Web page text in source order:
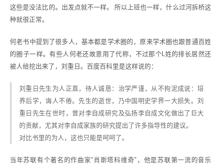
这些是没法比的。出发点就不一样。 所以上班也一样，什么过河拆桥这
种就很正常。
何老书中提到了很多人，基本都是学术圈的，原来学术圈也跟普通百姓
的圈子一样。有些人何老还故意用了代称，不过那个L姓的排长居然还
被人给挖出来了，刘重日。百度百科里是这样说的：
刘重日先生为人正直，待人诚恳：治学严谨，从不拘泥成说：培
养后学，诲人不倦。先生的逝世，乃中国明史学界一大损失。刘
重日先生在世时，曾对李自成研究及弘扬李自成文化做出了巨大
的贡献，尤其对李自成家族的研究提出了许多指导性的建议。
对比书里的为人，这也只能是呵呵了。
当年苏联有个著名的作曲家“肖斯塔科维奇”，他是苏联第一流的音乐